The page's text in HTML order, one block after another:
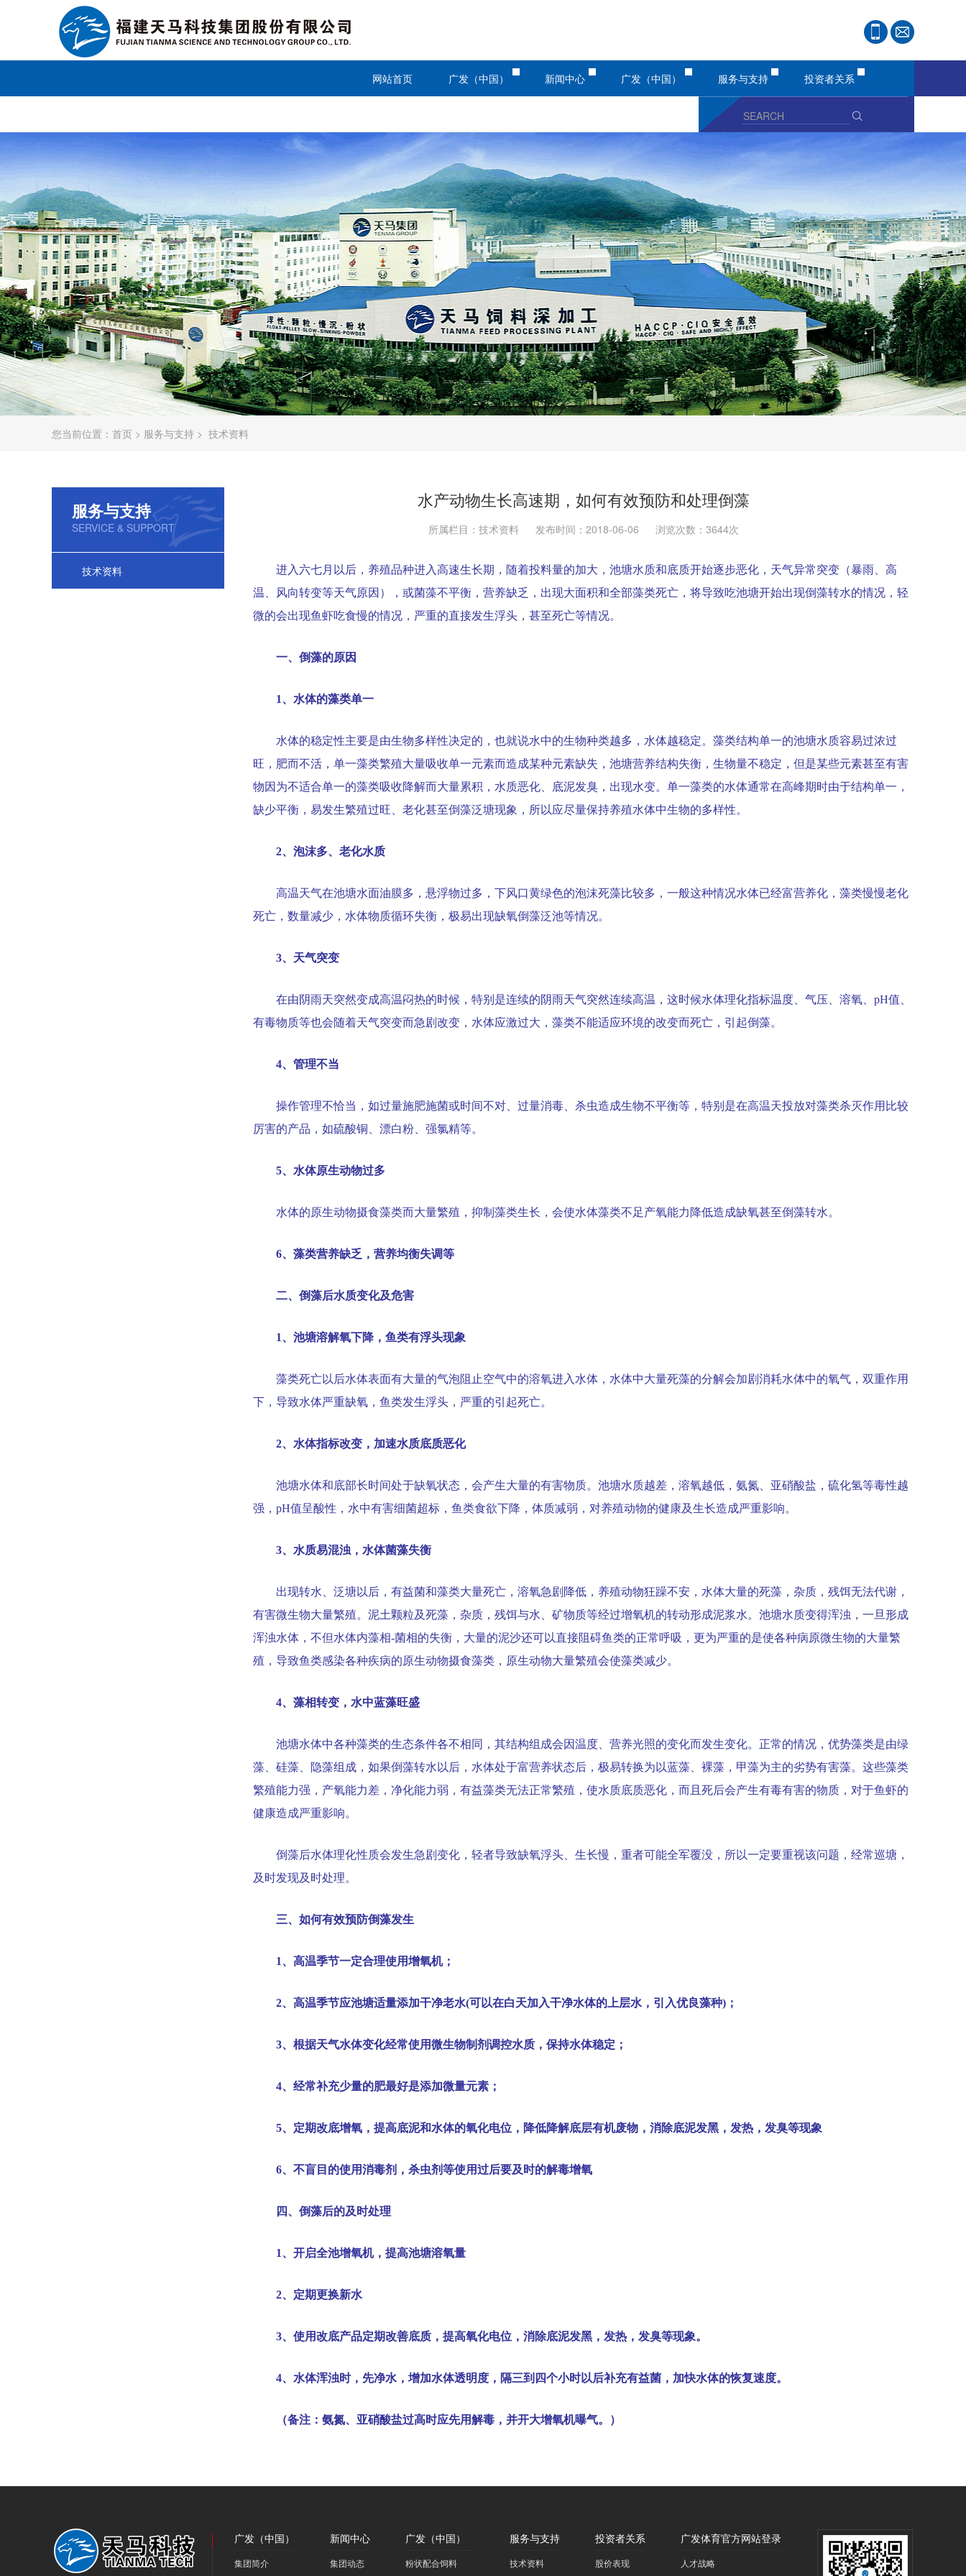
网站首页 广发（中国） 新闻中心 广发（中国） 服务与支持 投资者关系
您当前位置： 首页 > 服务与支持 > 技术资料
服务与支持
SERVICE & SUPPORT
技术资料
水产动物生长高速期，如何有效预防和处理倒藻
所属栏目：技术资料 发布时间：2018-06-06 浏览次数：3644次
进入六七月以后，养殖品种进入高速生长期，随着投料量的加大，池塘水质和底质开始逐步恶化，天气异常突变（暴雨、高
温、风向转变等天气原因），或菌藻不平衡，营养缺乏，出现大面积和全部藻类死亡，将导致吃池塘开始出现倒藻转水的情况，轻
微的会出现鱼虾吃食慢的情况，严重的直接发生浮头，甚至死亡等情况。
一、倒藻的原因
1、水体的藻类单一
水体的稳定性主要是由生物多样性决定的，也就说水中的生物种类越多，水体越稳定。藻类结构单一的池塘水质容易过浓过
旺，肥而不活，单一藻类繁殖大量吸收单一元素而造成某种元素缺失，池塘营养结构失衡，生物量不稳定，但是某些元素甚至有害
物因为不适合单一的藻类吸收降解而大量累积，水质恶化、底泥发臭，出现水变。单一藻类的水体通常在高峰期时由于结构单一，
缺少平衡，易发生繁殖过旺、老化甚至倒藻泛塘现象，所以应尽量保持养殖水体中生物的多样性。
2、泡沫多、老化水质
高温天气在池塘水面油膜多，悬浮物过多，下风口黄绿色的泡沫死藻比较多，一般这种情况水体已经富营养化，藻类慢慢老化
死亡，数量减少，水体物质循环失衡，极易出现缺氧倒藻泛池等情况。
3、天气突变
在由阴雨天突然变成高温闷热的时候，特别是连续的阴雨天气突然连续高温，这时候水体理化指标温度、气压、溶氧、 pH值、
有毒物质等也会随着天气突变而急剧改变，水体应激过大，藻类不能适应环境的改变而死亡，引起倒藻。
4、管理不当
操作管理不恰当，如过量施肥施菌或时间不对、过量消毒、杀虫造成生物不平衡等，特别是在高温天投放对藻类杀灭作用比较
厉害的产品，如硫酸铜、漂白粉、强氯精等。
5、水体原生动物过多
水体的原生动物摄食藻类而大量繁殖，抑制藻类生长，会使水体藻类不足产氧能力降低造成缺氧甚至倒藻转水。
6、藻类营养缺乏，营养均衡失调等
二、倒藻后水质变化及危害
1、池塘溶解氧下降，鱼类有浮头现象
藻类死亡以后水体表面有大量的气泡阻止空气中的溶氧进入水体，水体中大量死藻的分解会加剧消耗水体中的氧气，双重作用
下，导致水体严重缺氧，鱼类发生浮头，严重的引起死亡。
2、水体指标改变，加速水质底质恶化
池塘水体和底部长时间处于缺氧状态，会产生大量的有害物质。池塘水质越差，溶氧越低，氨氮、亚硝酸盐，硫化氢等毒性越
强， pH值呈酸性，水中有害细菌超标，鱼类食欲下降，体质减弱，对养殖动物的健康及生长造成严重影响。
3、水质易混浊，水体菌藻失衡
出现转水、泛塘以后，有益菌和藻类大量死亡，溶氧急剧降低，养殖动物狂躁不安，水体大量的死藻，杂质，残饵无法代谢，
有害微生物大量繁殖。泥土颗粒及死藻，杂质，残饵与水、矿物质等经过增氧机的转动形成泥浆水。池塘水质变得浑浊，一旦形成
浑浊水体，不但水体内藻相-菌相的失衡，大量的泥沙还可以直接阻碍鱼类的正常呼吸，更为严重的是使各种病原微生物的大量繁
殖，导致鱼类感染各种疾病的原生动物摄食藻类，原生动物大量繁殖会使藻类减少。
4、藻相转变，水中蓝藻旺盛
池塘水体中各种藻类的生态条件各不相同，其结构组成会因温度、营养光照的变化而发生变化。正常的情况，优势藻类是由绿
藻、硅藻、隐藻组成，如果倒藻转水以后，水体处于富营养状态后，极易转换为以蓝藻、裸藻，甲藻为主的劣势有害藻。这些藻类
繁殖能力强，产氧能力差，净化能力弱，有益藻类无法正常繁殖，使水质底质恶化，而且死后会产生有毒有害的物质，对于鱼虾的
健康造成严重影响。
倒藻后水体理化性质会发生急剧变化，轻者导致缺氧浮头、生长慢，重者可能全军覆没，所以一定要重视该问题，经常巡塘，
及时发现及时处理。
三、如何有效预防倒藻发生
1、高温季节一定合理使用增氧机；
2、高温季节应池塘适量添加干净老水(可以在白天加入干净水体的上层水，引入优良藻种) ；
3、根据天气水体变化经常使用微生物制剂调控水质，保持水体稳定；
4、经常补充少量的肥最好是添加微量元素；
5、定期改底增氧，提高底泥和水体的氧化电位，降低降解底层有机废物，消除底泥发黑，发热，发臭等现象
6、不盲目的使用消毒剂，杀虫剂等使用过后要及时的解毒增氧
四、倒藻后的及时处理
1、开启全池增氧机，提高池塘溶氧量
2、定期更换新水
3、使用改底产品定期改善底质，提高氧化电位，消除底泥发黑，发热，发臭等现象。
4、水体浑浊时，先净水，增加水体透明度，隔三到四个小时以后补充有益菌，加快水体的恢复速度。
（备注：氨氮、亚硝酸盐过高时应先用解毒，并开大增氧机曝气。）
广发（中国）
集团简介
新闻中心
集团动态
广发（中国）
粉状配合饲料
服务与支持
技术资料
投资者关系
股价表现
广发体育官方网站登录
人才战略